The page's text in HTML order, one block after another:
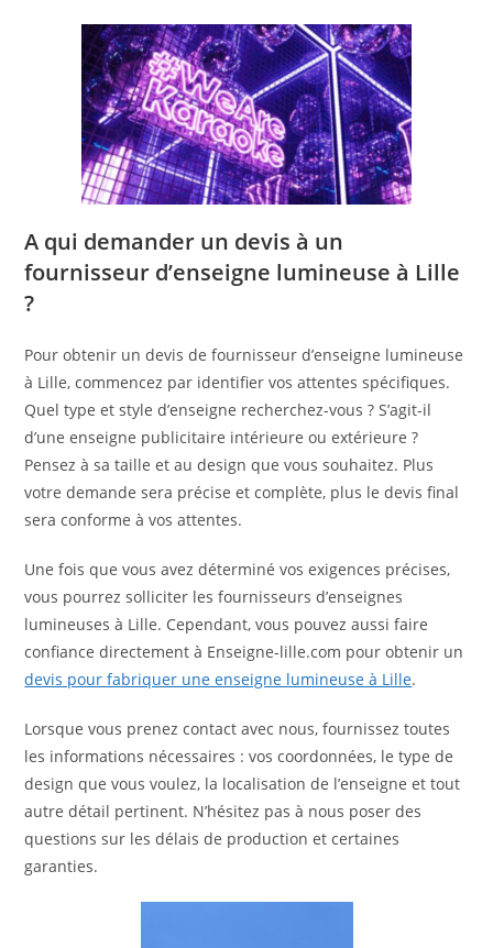
A qui demander un devis à un
fournisseur d’enseigne lumineuse à Lille
?
Pour obtenir un devis de fournisseur d’enseigne lumineuse
à Lille, commencez par identifier vos attentes spécifiques.
Quel type et style d’enseigne recherchez-vous ? S’agit-il
d’une enseigne publicitaire intérieure ou extérieure ?
Pensez à sa taille et au design que vous souhaitez. Plus
votre demande sera précise et complète, plus le devis final
sera conforme à vos attentes.
Une fois que vous avez déterminé vos exigences précises,
vous pourrez solliciter les fournisseurs d’enseignes
lumineuses à Lille. Cependant, vous pouvez aussi faire
confiance directement à Enseigne-lille.com pour obtenir un
devis pour fabriquer une enseigne lumineuse à Lille.
Lorsque vous prenez contact avec nous, fournissez toutes
les informations nécessaires : vos coordonnées, le type de
design que vous voulez, la localisation de l’enseigne et tout
autre détail pertinent. N’hésitez pas à nous poser des
questions sur les délais de production et certaines
garanties.